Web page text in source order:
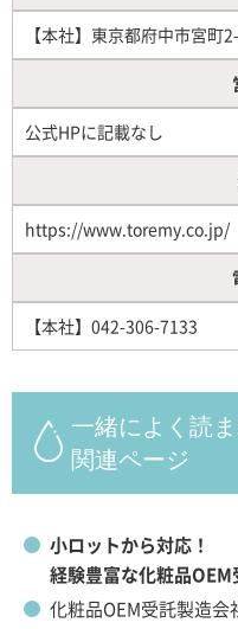
【本社】東京都府中市宮
公式HPに記載なし
https://www.toremy.co.jp/
【本社】042-306-7133
一緒によく読
関連ページ
小ロットから対応！
経験豊富な化粧品
化粧品OEM受託製造会